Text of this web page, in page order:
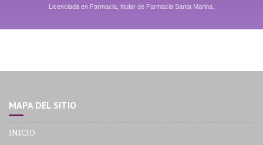
Licenciada en Farmacia, titular de Farmacia Santa Marina.
MAPA DEL SITIO
INICIO